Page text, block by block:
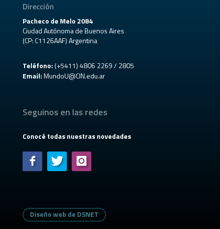
Dirección
Pacheco de Melo 2084
Ciudad Autónoma de Buenos Aires
(CP: C1126AAF) Argentina
Teléfono:(+5411) 4806 2269 / 2805
Email: MundoU@CIN.edu.ar
Seguinos en las redes
Conocé todas nuestras novedades
Diseño web de DSNET